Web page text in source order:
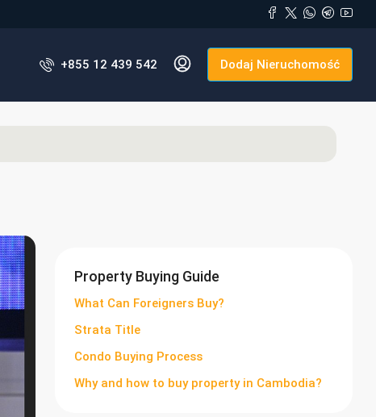
+855 12 439 542 Dodaj Nieruchomość
Property Buying Guide
What Can Foreigners Buy?
Strata Title
Condo Buying Process
Why and how to buy property in Cambodia?